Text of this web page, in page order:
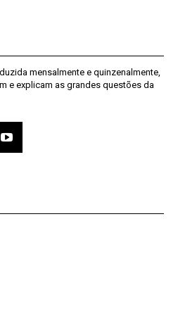
mensalmente e quinzenalmente,
e explicam as grandes questões da